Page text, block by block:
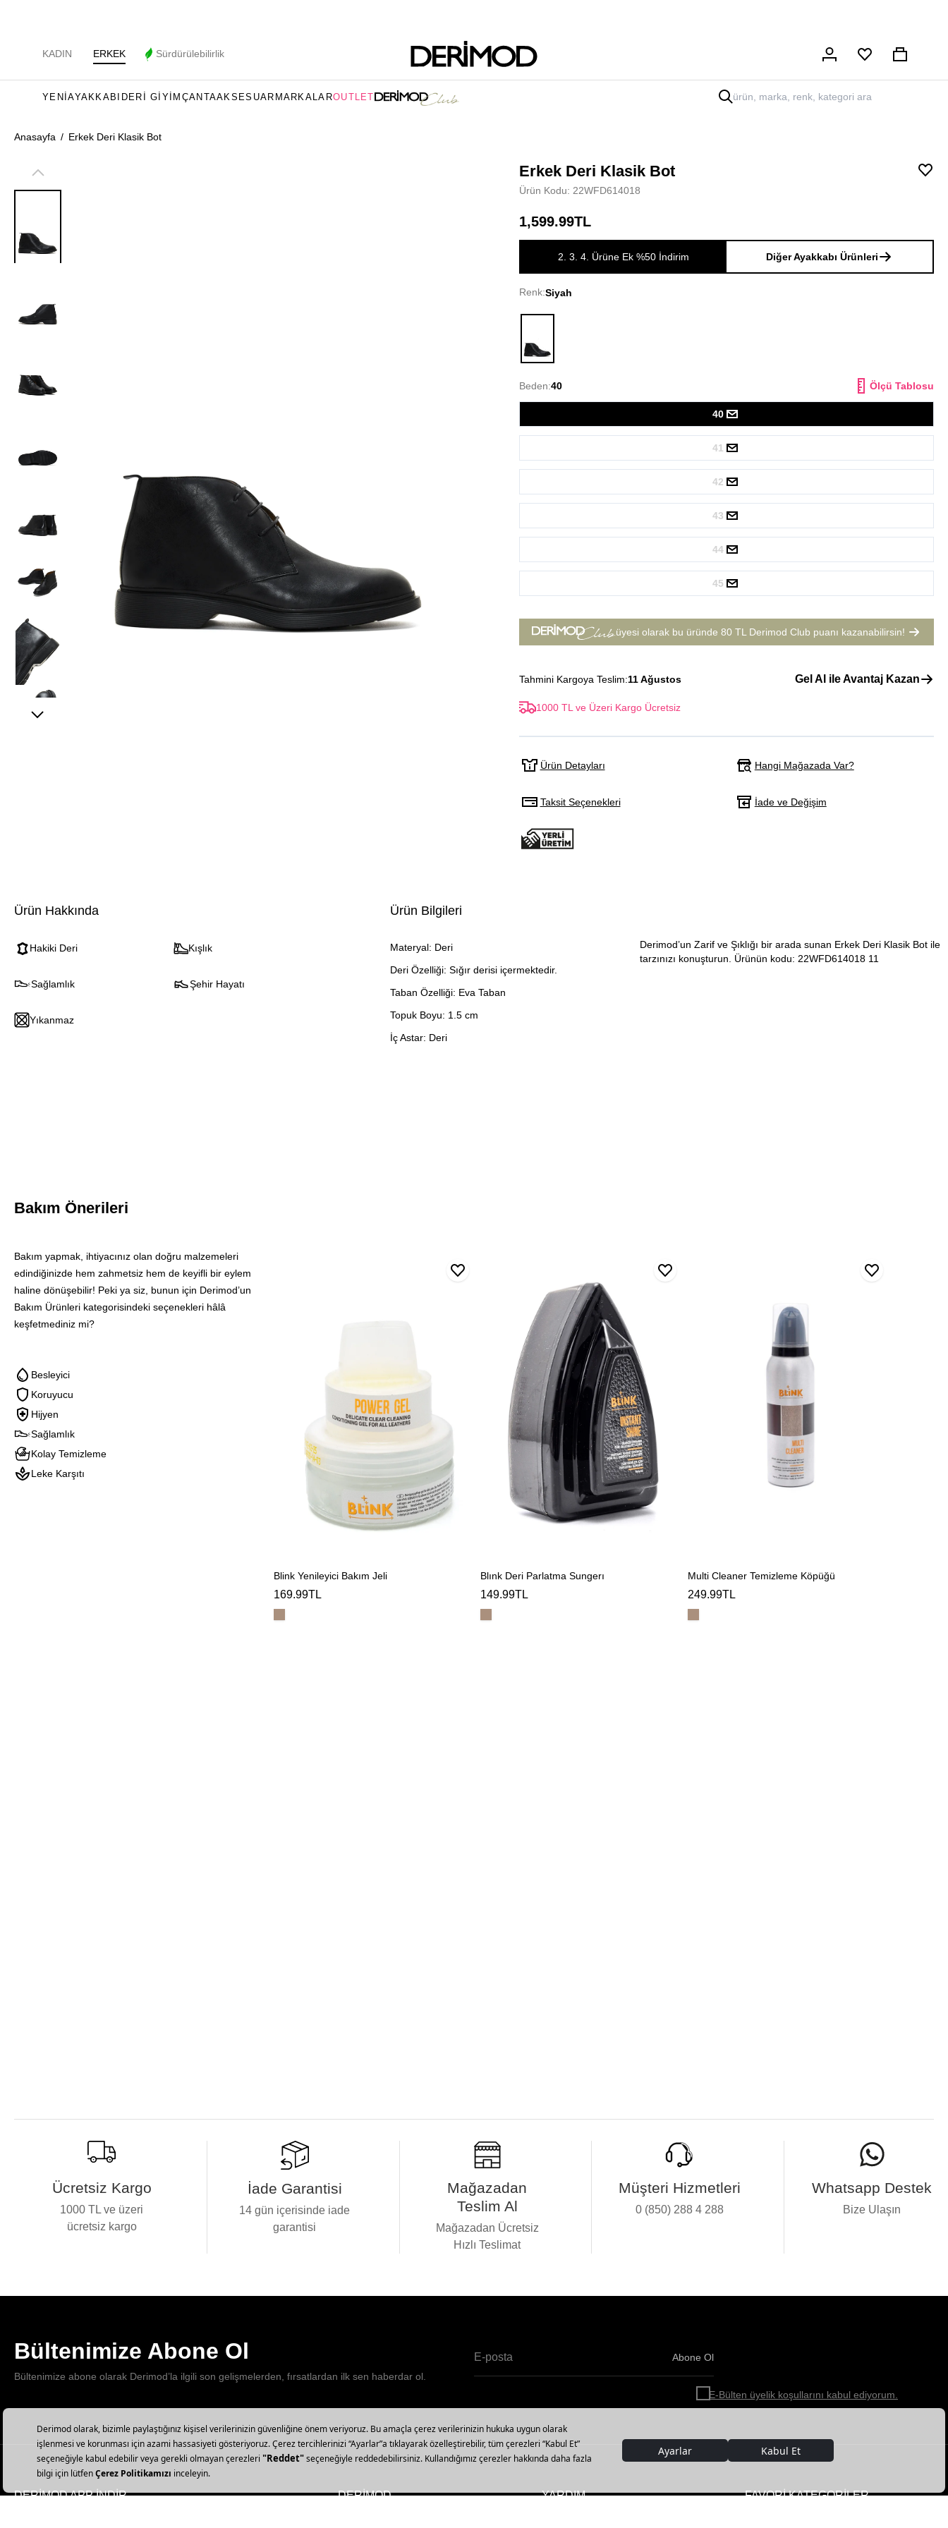
KADIN ERKEK Sürdürülebilirlik
Hesabım Sepet
YENIAYAKKABI DERI GIYIM ÇANTAAKSESUAR MARKALAROUTLET
Anasayfa / Erkek Deri Klasik Bot
Erkek Deri Klasik Bot
Ürün Kodu: 22WFD614018
1,599.99TL
2. 3. 4. Ürüne Ek %50 İndirim Diğer Ayakkabı Ürünleri
Renk:Siyah
Siyah
Beden:40 Ölçü Tablosu
40
41
42
43
44
45
üyesi olarak bu üründe80 TL Derimod Club puanı kazanabilirsin!
Tahmini Kargoya Teslim:11 Ağustos Gel Al ile Avantaj Kazan
1000 TL ve Üzeri Kargo Ücretsiz
Ürün Detayları Hangi Mağazada Var?
Taksit Seçenekleri İade ve Değişim
Ürün Hakkında
Hakiki Deri Kışlık
Sağlamlık Şehir Hayatı
Yıkanmaz
Ürün Bilgileri
Materyal: Deri
Deri Özelliği: Sığır derisi içermektedir.
Taban Özelliği: Eva Taban
Topuk Boyu: 1.5 cm
İç Astar: Deri
Derimod’un Zarif ve Şıklığı bir arada sunan Erkek Deri Klasik Bot ile
tarzınızı konuşturun. Ürünün kodu: 22WFD614018 11
Bakım Önerileri
Bakım yapmak, ihtiyacınız olan doğru malzemeleri
edindiğinizde hem zahmetsiz hem de keyifli bir eylem
haline dönüşebilir! Peki ya siz, bunun için Derimod’un
Bakım Ürünleri kategorisindeki seçenekleri hâlâ
keşfetmediniz mi?
Besleyici
Koruyucu
Hijyen
Sağlamlık
Kolay Temizleme
Leke Karşıtı
Blink Yenileyici Bakım Jeli
169.99TL
Blınk Deri Parlatma Sungerı
149.99TL
Multi Cleaner Temizleme Köpüğü
249.99TL
Ücretsiz Kargo
1000 TL ve üzeri
ücretsiz kargo
İade Garantisi
14 gün içerisinde iade
garantisi
Mağazadan
Teslim Al
Mağazadan Ücretsiz
Hızlı Teslimat
Müşteri Hizmetleri
0 (850) 288 4 288
Whatsapp Destek
Bize Ulaşın
Bültenimize Abone Ol
Bültenimize abone olarak Derimod’la ilgili son gelişmelerden, fırsatlardan ilk sen haberdar ol.
Haber
abone
Abone Ol
E-Bülten üyelik koşullarını kabul ediyorum.
DERİMOD APP İNDİR DERİMOD YARDIM FAVORİ KATEGORİLER